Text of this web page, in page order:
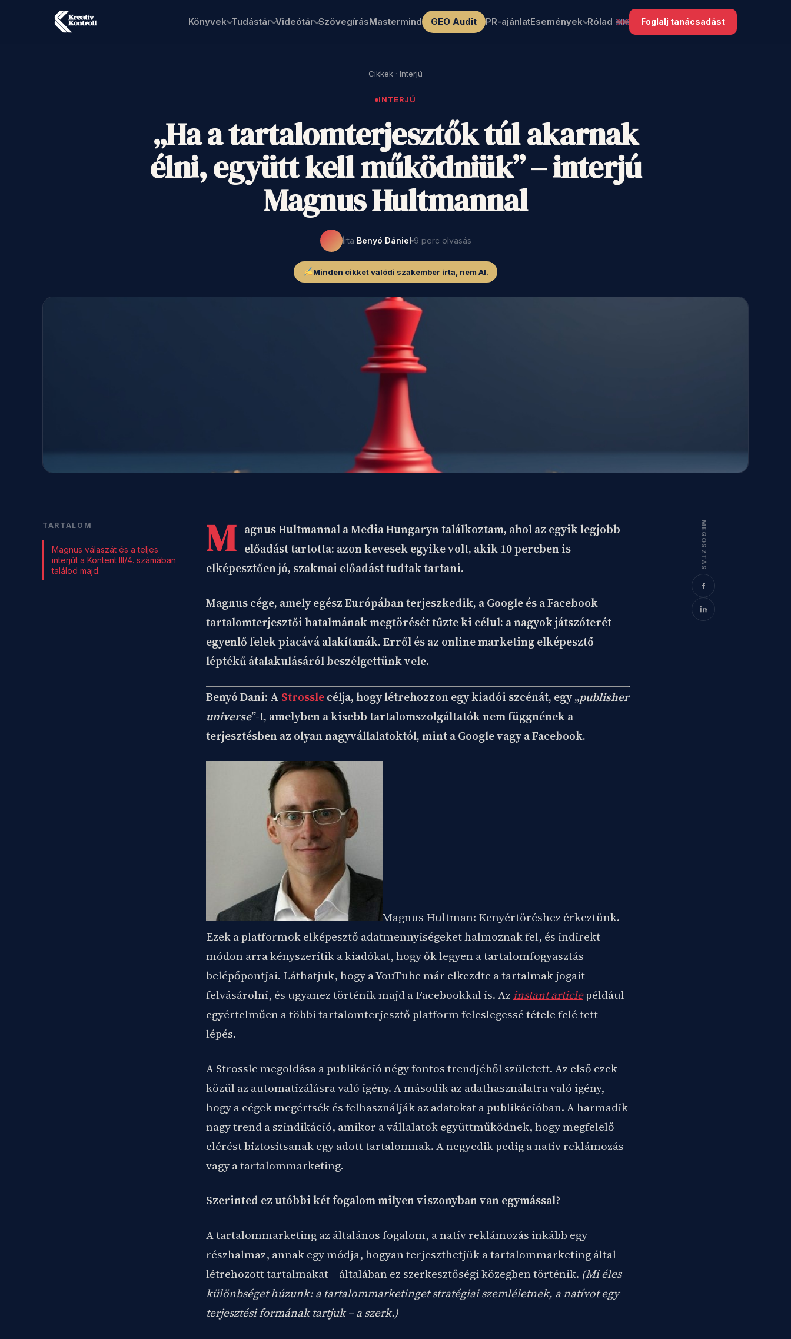
Könyvek Tudástár Videótár SzövegírásMastermind GEO Audit PR-ajánlatEsemények Rólad Foglalj tanácsadást
Cikkek · Interjú
INTERJÚ
„Ha a tartalomterjesztők túl akarnak
élni, együtt kell működniük” – interjú
Magnus Hultmannal
Írta Benyó Dániel 9 perc olvasás
Minden cikket valódi szakember írta, nem AI.
TARTALOM
Magnus válaszát és a teljes
interjút a Kontent III/4. számában
találod majd.
M agnus Hultmannal a Media Hungaryn találkoztam, ahol az egyik legjobb
előadást tartotta: azon kevesek egyike volt, akik 10 percben is
elképesztően jó, szakmai előadást tudtak tartani.
Magnus cége, amely egész Európában terjeszkedik, a Google és a Facebook
tartalomterjesztői hatalmának megtörését tűzte ki célul: a nagyok játszóterét
egyenlő felek piacává alakítanák. Erről és az online marketing elképesztő
léptékű átalakulásáról beszélgettünk vele.
Benyó Dani: A Strosslecélja, hogy létrehozzon egy kiadói szcénát, egy „publisher
universe”-t, amelyben a kisebb tartalomszolgáltatók nem függnének a
terjesztésben az olyan nagyvállalatoktól, mint a Google vagy a Facebook.
Magnus Hultman: Kenyértöréshez érkeztünk.
Ezek a platformok elképesztő adatmennyiségeket halmoznak fel, és indirekt
módon arra kényszerítik a kiadókat, hogy ők legyen a tartalomfogyasztás
belépőpontjai. Láthatjuk, hogy a YouTube már elkezdte a tartalmak jogait
felvásárolni, és ugyanez történik majd a Facebookkal is. Azinstant articlepéldául
egyértelműen a többi tartalomterjesztő platform feleslegessé tétele felé tett
lépés.
A Strossle megoldása a publikáció négy fontos trendjéből született. Az első ezek
közül az automatizálásra való igény. A második az adathasználatra való igény,
hogy a cégek megértsék és felhasználják az adatokat a publikációban. A harmadik
nagy trend a szindikáció, amikor a vállalatok együttműködnek, hogy megfelelő
elérést biztosítsanak egy adott tartalomnak. A negyedik pedig a natív reklámozás
vagy a tartalommarketing.
Szerinted ez utóbbi két fogalom milyen viszonyban van egymással?
A tartalommarketing az általános fogalom, a natív reklámozás inkább egy
részhalmaz, annak egy módja, hogyan terjeszthetjük a tartalommarketing által
létrehozott tartalmakat – általában ez szerkesztőségi közegben történik. (Mi éles
különbséget húzunk: a tartalommarketinget stratégiai szemléletnek, a natívot egy
terjesztési formának tartjuk – a szerk.)
MEGOSZTÁS